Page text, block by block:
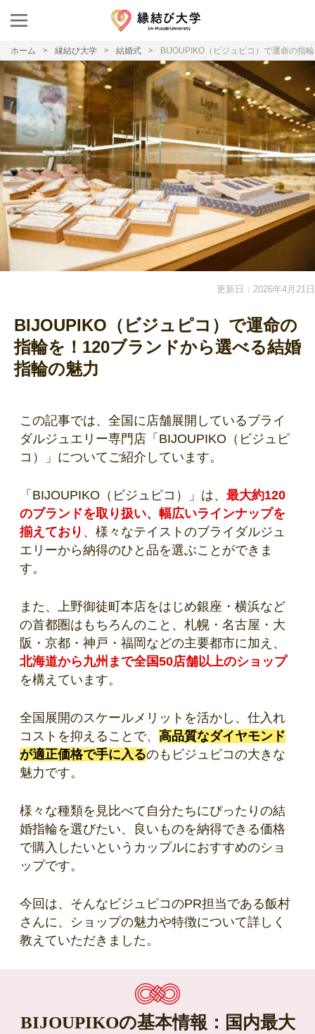
ホーム 縁結び大学 結婚式 BIJOUPIKO（ビジュピコ）で運命の指
更新日：2026年4月21日
BIJOUPIKO（ビジュピコ）で運命の
指輪を！120ブランドから選べる結婚
指輪の魅力
この記事では、全国に店舗展開しているブライ
ダルジュエリー専門店「BIJOUPIKO（ビジュピ
コ）」についてご紹介しています。
「BIJOUPIKO（ビジュピコ）」は、 最大約120
のブランドを取り扱い、幅広いラインナップを
揃えており 、様々なテイストのブライダルジュ
エリーから納得のひと品を選ぶことができま
す。
また、上野御徒町本店をはじめ銀座・横浜など
の首都圏はもちろんのこと、札幌・名古屋・大
阪・京都・神戸・福岡などの主要都市に加え、
北海道から九州まで全国50店舗以上のショップ
を構えています。
全国展開のスケールメリットを活かし、仕入れ
コストを抑えることで、 高品質なダイヤモンド
が適正価格で手に入るのもビジュピコの大きな
魅力です。
様々な種類を見比べて自分たちにぴったりの結
婚指輪を選びたい、良いものを納得できる価格
で購入したいというカップルにおすすめのショ
ップです。
今回は、そんなビジュピコのPR担当である飯村
さんに、ショップの魅力や特徴について詳しく
教えていただきました。
BIJOUPIKOの基本情報：国内最大